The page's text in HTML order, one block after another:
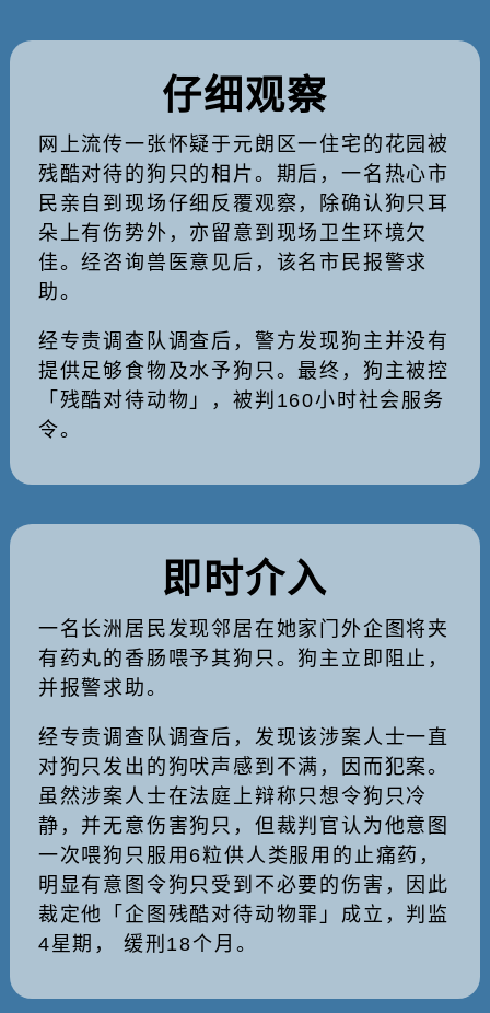
仔细观察
网上流传一张怀疑于元朗区一住宅的花园被
残酷对待的狗只的相片。期后，一名热心市
民亲自到现场仔细反覆观察，除确认狗只耳
朵上有伤势外，亦留意到现场卫生环境欠
佳。经咨询兽医意见后，该名市民报警求
助。
经专责调查队调查后，警方发现狗主并没有
提供足够食物及水予狗只。最终，狗主被控
「残酷对待动物」，被判160小时社会服务
令。
即时介入
一名长洲居民发现邻居在她家门外企图将夹
有药丸的香肠喂予其狗只。狗主立即阻止，
并报警求助。
经专责调查队调查后，发现该涉案人士一直
对狗只发出的狗吠声感到不满，因而犯案。
虽然涉案人士在法庭上辩称只想令狗只冷
静，并无意伤害狗只，但裁判官认为他意图
一次喂狗只服用6粒供人类服用的止痛药，
明显有意图令狗只受到不必要的伤害，因此
裁定他「企图残酷对待动物罪」成立，判监
4星期， 缓刑18个月。